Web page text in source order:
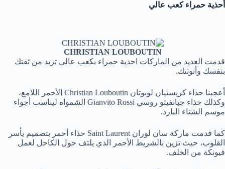
أحذية حمراء كعب عالي
CHRISTIAN LOUBOUTIN
قدمت العديد من الماركات احذية حمراء بكعب عالي تزيد من ثقتك
بنفسك وأنوثتك.
أعجبنا حذاء كريستيان لوبوتان Christian Louboutin الأحمر اللامع،
وكذلك حذاء جيانفيتو روسي Gianvito Rossi الشمواه ليناسب أجواء
موسم الشتاء البارد.
كما قدمت ماركة سان لوران Saint Laurent حذاء أحمر بتصميم يأسر
القلوب، حيث تزين بالشريط الأحمر الذي يلتف حول الكاحل لعمل
فيونكة من الخلف.